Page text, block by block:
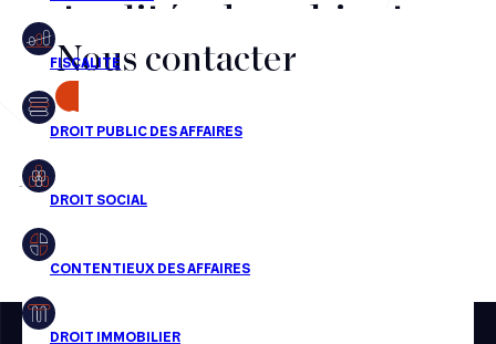
Financement
Fiscalité
Droit public des affaires
Droit social
Droit immobilier
Restructuring
actualités du cabinet,
nos récompenses et nos
transactions, jour après
jour
Aucun résultats pour cette recherche
Nous contacter